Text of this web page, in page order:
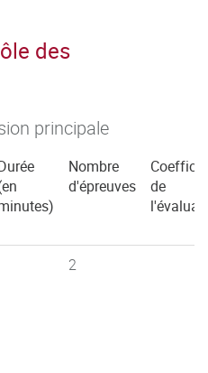
des
principale
Nombre
d'épreuves
de
2